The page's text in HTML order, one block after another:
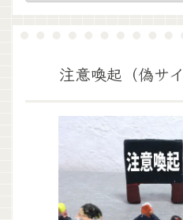
注意喚起（偽サ